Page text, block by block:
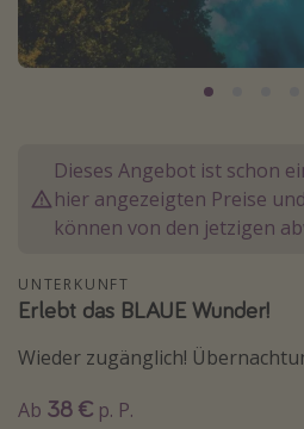
Normandie Urlaub
Goa Urlaub
Krabi Urlaub
Tulum Urlaub
Japan Rundreise
Reisethemen
Alle Reisethemen
Dieses Angebot ist schon
hier angezeigten Preise
können von den jetzigen
UNTERKUNFT
Erlebt das BLAUE Wunder!
Wieder zugänglich!
Ab 38 € p. P.